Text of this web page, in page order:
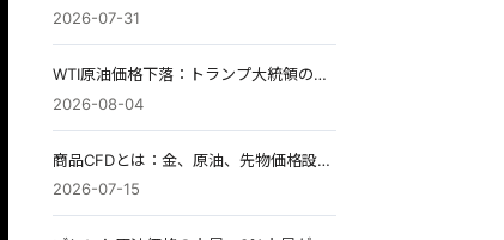
2026-07-31
WTI原油価格下落：トランプ大統領のイラン攻撃一時停止を受けて5％下落し、ホルムズ海峡の売り浴びせは続くのか？
2026-08-04
商品CFDとは：金、原油、先物価格設定とロールオーバー
2026-07-15